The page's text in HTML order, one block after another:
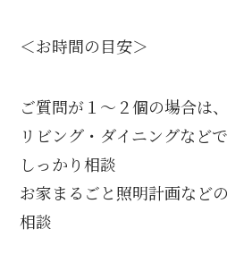
＜お時間の目安＞
ご質問が１～２個の場合は
リビング・ダイニングなど
しっかり相談
お家まるごと照明計画など
相談